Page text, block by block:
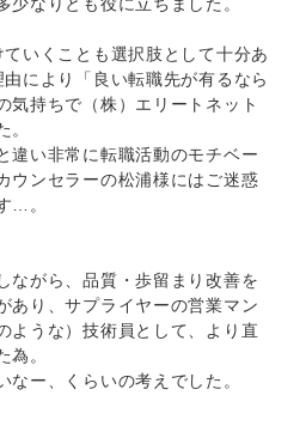
いくことも選択肢として十分あ
により「良い転職先が有るなら
気持ちで（株）エリートネット
。
違い非常に転職活動のモチベー
ウンセラーの松浦様にはご迷惑
…。
ながら、品質・歩留まり改善を
あり、サプライヤーの営業マン
ような）技術員として、より直
為。
なー、くらいの考えでした。